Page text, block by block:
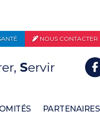
NOUS CONTACTER
Servir
PARTENAIRES